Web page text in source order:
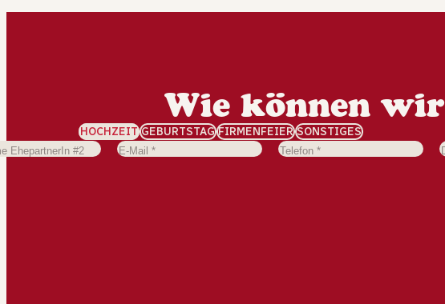
Wie können
HOCHZEIT GEBURTSTAG FIRMENFEIER SONSTIGES